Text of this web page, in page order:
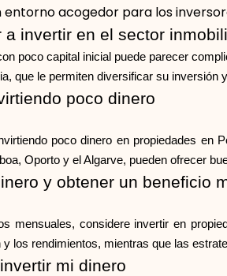
acogedor para los
a invertir en el sector
poco capital inicial puede parecer
que le permiten diversificar su inversión
poco dinero
poco dinero en propiedades
Oporto y el Algarve, pueden ofrecer
y obtener un beneficio
mensuales, considere invertir en
los rendimientos, mientras que las
mi dinero